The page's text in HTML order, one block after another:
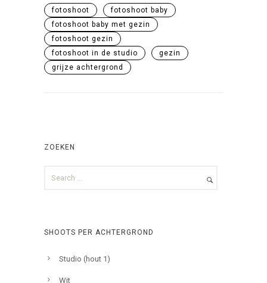
fotoshoot
fotoshoot baby
fotoshoot baby met gezin
fotoshoot gezin
fotoshoot in de studio
gezin
grijze achtergrond
ZOEKEN
SHOOTS PER ACHTERGROND
Studio (hout 1)
Wit